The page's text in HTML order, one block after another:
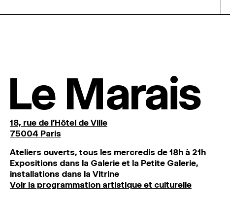
Le Marais
18, rue de l'Hôtel de Ville
75004 Paris
Ateliers ouverts, tous les mercredis de 18h à 21h
Expositions dans la Galerie et la Petite Galerie,
installations dans la Vitrine
Voir la programmation artistique et culturelle